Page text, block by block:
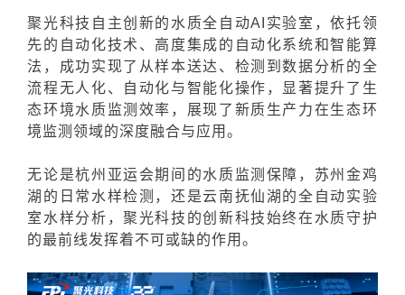
聚光科技自主创新的 水质全自动AI实验室 ，依托领
先的自动化技术、高度集成的自动化系统和智能算
法，成功实现了从样本送达、检测到数据分析的全
流程无人化、自动化与智能化操作，显著提升了生
态环境水质监测效率，展现了新质生产力在生态环
境监测领域的深度融合与应用。
无论是杭州亚运会期间的水质监测保障，苏州金鸡
湖的日常水样检测，还是云南抚仙湖的全自动实验
室水样分析，聚光科技的创新科技始终在水质守护
的最前线发挥着不可或缺的作用。